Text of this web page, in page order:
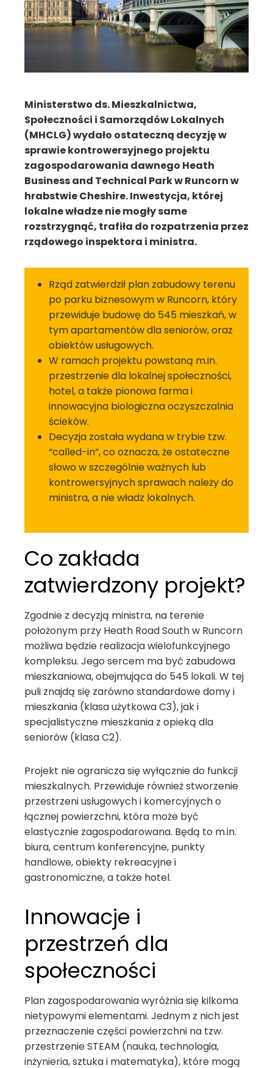
Ministerstwo ds. Mieszkalnictwa,
Społeczności i Samorządów Lokalnych
(MHCLG) wydało ostateczną decyzję w
sprawie kontrowersyjnego projektu
zagospodarowania dawnego Heath
Business and Technical Park w Runcorn w
hrabstwie Cheshire. Inwestycja, której
lokalne władze nie mogły same
rozstrzygnąć, trafiła do rozpatrzenia przez
rządowego inspektora i ministra.
Rząd zatwierdził plan zabudowy terenu
po parku biznesowym w Runcorn, który
przewiduje budowę do 545 mieszkań, w
tym apartamentów dla seniorów, oraz
obiektów usługowych.
W ramach projektu powstaną m.in.
przestrzenie dla lokalnej społeczności,
hotel, a także pionowa farma i
innowacyjna biologiczna oczyszczalnia
ścieków.
Decyzja została wydana w trybie tzw.
“called-in”, co oznacza, że ostateczne
słowo w szczególnie ważnych lub
kontrowersyjnych sprawach należy do
ministra, a nie władz lokalnych.
Co zakłada
zatwierdzony projekt?
Zgodnie z decyzją ministra, na terenie
położonym przy Heath Road South w Runcorn
możliwa będzie realizacja wielofunkcyjnego
kompleksu. Jego sercem ma być zabudowa
mieszkaniowa, obejmująca do 545 lokali. W tej
puli znajdą się zarówno standardowe domy i
mieszkania (klasa użytkowa C3), jak i
specjalistyczne mieszkania z opieką dla
seniorów (klasa C2).
Projekt nie ogranicza się wyłącznie do funkcji
mieszkalnych. Przewiduje również stworzenie
przestrzeni usługowych i komercyjnych o
łącznej powierzchni, która może być
elastycznie zagospodarowana. Będą to m.in.
biura, centrum konferencyjne, punkty
handlowe, obiekty rekreacyjne i
gastronomiczne, a także hotel.
Innowacje i
przestrzeń dla
społeczności
Plan zagospodarowania wyróżnia się kilkoma
nietypowymi elementami. Jednym z nich jest
przeznaczenie części powierzchni na tzw.
przestrzenie STEAM (nauka, technologia,
inżynieria, sztuka i matematyka), które mogą